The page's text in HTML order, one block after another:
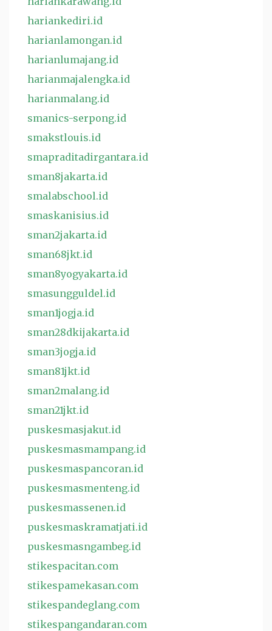
hariankediri.id
harianlamongan.id
harianlumajang.id
harianmajalengka.id
harianmalang.id
smanics-serpong.id
smakstlouis.id
smapraditadirgantara.id
sman8jakarta.id
smalabschool.id
smaskanisius.id
sman2jakarta.id
sman68jkt.id
sman8yogyakarta.id
smasungguldel.id
sman1jogja.id
sman28dkijakarta.id
sman3jogja.id
sman81jkt.id
sman2malang.id
sman21jkt.id
puskesmasjakut.id
puskesmasmampang.id
puskesmaspancoran.id
puskesmasmenteng.id
puskesmassenen.id
puskesmaskramatjati.id
puskesmasngambeg.id
stikespacitan.com
stikespamekasan.com
stikespandeglang.com
stikespangandaran.com